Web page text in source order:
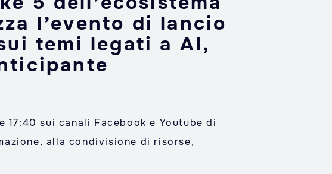
l’evento di lancio
temi legati a AI,
sui canali Facebook e Youtube di
alla condivisione di risorse,